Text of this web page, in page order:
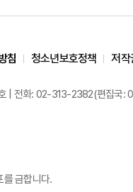
침 청소년보호정책 저작
| 전화: 02-313-2382(편집
를 금합니다.